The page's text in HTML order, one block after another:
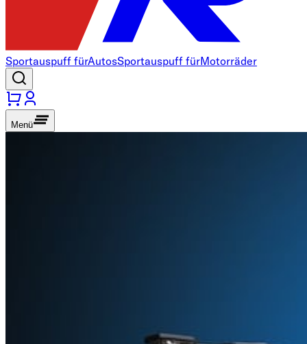
Sportauspuff fürAutosSportauspuff fürMotorräder
Menü